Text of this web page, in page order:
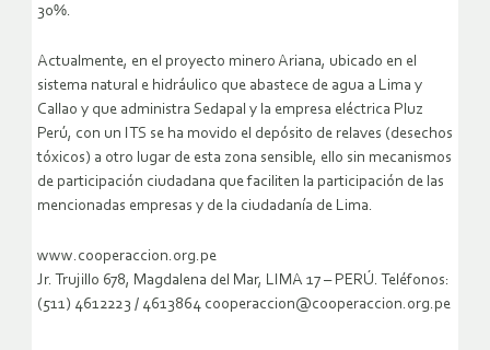
30%.
Actualmente, en el proyecto minero Ariana, ubicado en el
sistema natural e hidráulico que abastece de agua a Lima y
Callao y que administra Sedapal y la empresa eléctrica Pluz
Perú, con un ITS se ha movido el depósito de relaves (desechos
tóxicos) a otro lugar de esta zona sensible, ello sin mecanismos
de participación ciudadana que faciliten la participación de las
mencionadas empresas y de la ciudadanía de Lima.
www.cooperaccion.org.pe
Jr. Trujillo 678, Magdalena del Mar, LIMA 17 – PERÚ. Teléfonos:
(511) 4612223 / 4613864 cooperaccion@cooperaccion.org.pe